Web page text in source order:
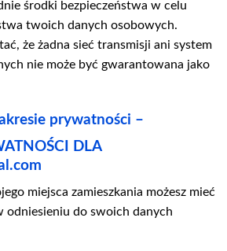
środki bezpieczeństwa w celu
twoich danych osobowych.
że żadna sieć transmisji ani system
nie może być gwarantowana jako
prywatności –
DLA
miejsca zamieszkania możesz mieć
odniesieniu do swoich danych